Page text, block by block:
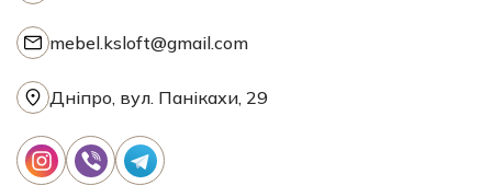
mebel.ksloft@gmail.com
Дніпро, вул. Панікахи, 29